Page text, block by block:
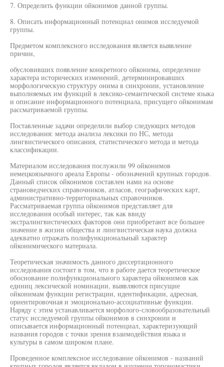
7. Определить функции ойконимов данной группы.
8. Описать информационный потенциал онимов исследуемой
группы.
Предметом комплексного исследования является выявление
причин,
обусловивших появление конкретного ойконима, определение
характера исторических изменений, детерминировавших
морфологическую структуру онима в синхронии, установление
выполняемых им функций в лексико-семантической системе языка
и описание информационного потенциала, присущего ойконимам
рассматриваемой группы.
Поставленные задачи определили выбор следующих методов
исследования: метода анализа лексики по НС, метода
лингвистического описания, статистического метода и метода
классификации.
Материалом исследования послужили 99 ойконимов
немецкоязычного ареала Европы - обозначений крупных городов.
Данный список ойконимов составлен нами на основе
страноведческих справочников, атласов, географических карт,
административно-территориальных справочников.
Рассматриваемая группа ойконимов представляет для
исследования особый интерес, так как ввиду
экстралингвистических факторов они приобретают все большее
значение в жизни общества и лингвистическая наука должна
адекватно отражать полифункциональный характер
ойконимического материала.
Теоретическая значимость данного диссертационного
исследования состоит в том, что в работе дается теоретическое
обоснование полифункционального характера ойконимов как
единиц лексической номинации, выявляются присущие
ойконимам функции регистрации, идентификации, адресная,
ориентировочная и эмоционально-ассоциативные функции.
Наряду с этим устанавливается морфолого-словообразовательный
статус исследуемой группы ойконимов в синхронии и
описывается информационный потенциал, характеризующий
названия городов с точки зрения взаимодействия языка и
культуры в самом широком плане.
Проведенное комплексное исследование ойконимов - названий